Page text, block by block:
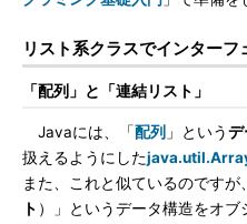
リスト系クラスでインターフ
「配列」と「連結リスト」
Javaには、「配列 」というデ
扱えるようにした
また、これと似ているのですが
ト ）」というデータ構造をオ